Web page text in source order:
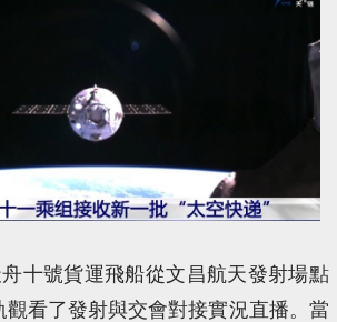
十號貨運飛船從文昌航天發射場點
觀看了發射與交會對接實況直播。當